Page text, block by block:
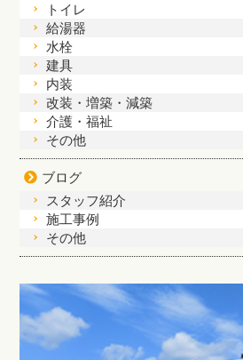
トイレ
給湯器
水栓
建具
内装
改装・増築・減築
介護・福祉
その他
ブログ
スタッフ紹介
施工事例
その他